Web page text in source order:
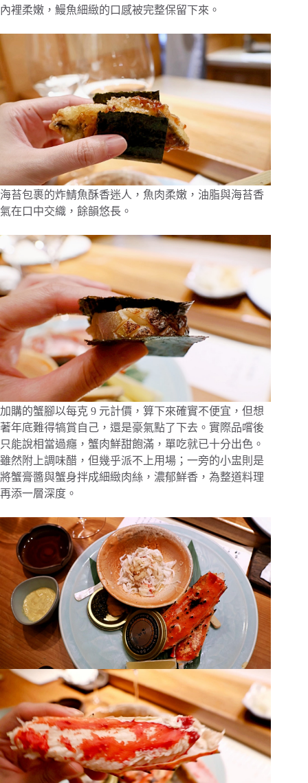
內裡柔嫩，鰻魚細緻的口感被完整保留下來。
海苔包裹的炸鯖魚酥香迷人，魚肉柔嫩，油脂與海苔香
氣在口中交織，餘韻悠長。
加購的蟹腳以每克 9 元計價，算下來確實不便宜，但想
著年底難得犒賞自己，還是豪氣點了下去。實際品嚐後
只能說相當過癮，蟹肉鮮甜飽滿，單吃就已十分出色。
雖然附上調味醋，但幾乎派不上用場；一旁的小盅則是
將蟹膏醬與蟹身拌成細緻肉絲，濃郁鮮香，為整道料理
再添一層深度。